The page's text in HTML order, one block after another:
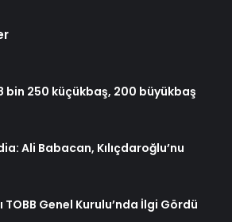
bin 250 küçükbaş, 200 büyükbaş
Ali Babacan, Kılıçdaroğlu’nu
TOBB Genel Kurulu’nda İlgi Gördü